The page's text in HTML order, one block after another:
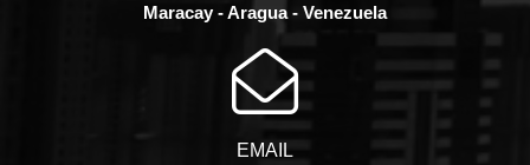
Maracay - Aragua - Venezuela
EMAIL